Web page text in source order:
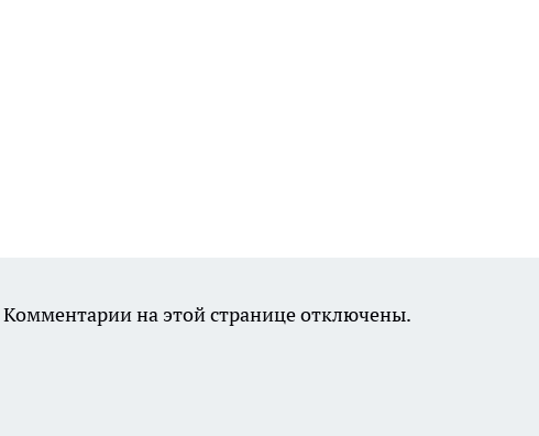
Комментарии на этой странице отключены.